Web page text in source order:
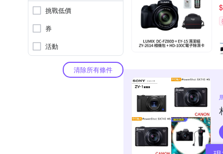
挑戰低價
券
活動
清除所有條件
$